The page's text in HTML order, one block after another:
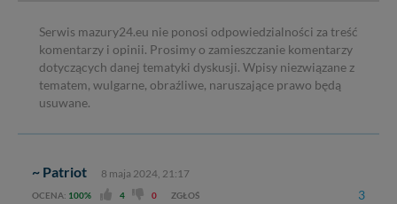
Serwis mazury24.eu nie ponosi odpowiedzialności za treść
komentarzy i opinii. Prosimy o zamieszczanie komentarzy
dotyczących danej tematyki dyskusji. Wpisy niezwiązane z
tematem, wulgarne, obraźliwe, naruszające prawo będą
usuwane.
~ Patriot 8 maja 2024, 21:17
OCENA: 100% 4 0 ZGŁOŚ 3